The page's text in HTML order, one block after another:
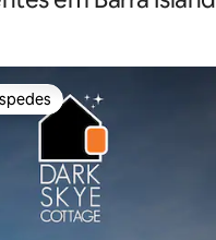
dos hóspedes